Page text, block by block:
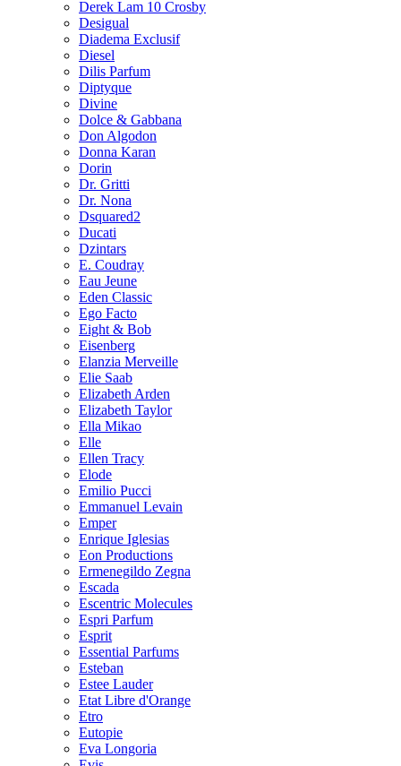
Derek Lam 10 Crosby
Desigual
Diadema Exclusif
Diesel
Dilis Parfum
Diptyque
Divine
Dolce & Gabbana
Don Algodon
Donna Karan
Dorin
Dr. Gritti
Dr. Nona
Dsquared2
Ducati
Dzintars
E. Coudray
Eau Jeune
Eden Classic
Ego Facto
Eight & Bob
Eisenberg
Elanzia Merveille
Elie Saab
Elizabeth Arden
Elizabeth Taylor
Ella Mikao
Elle
Ellen Tracy
Elode
Emilio Pucci
Emmanuel Levain
Emper
Enrique Iglesias
Eon Productions
Ermenegildo Zegna
Escada
Escentric Molecules
Espri Parfum
Esprit
Essential Parfums
Esteban
Estee Lauder
Etat Libre d'Orange
Etro
Eutopie
Eva Longoria